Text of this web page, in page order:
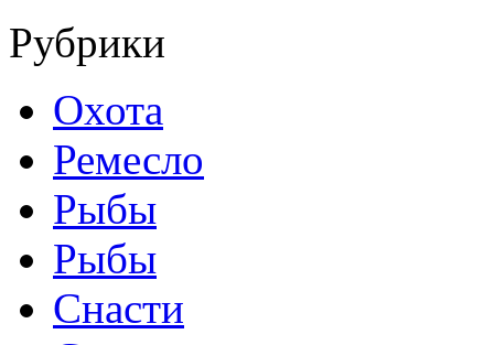
Рубрики
Охота
Ремесло
Рыбы
Рыбы
Снасти